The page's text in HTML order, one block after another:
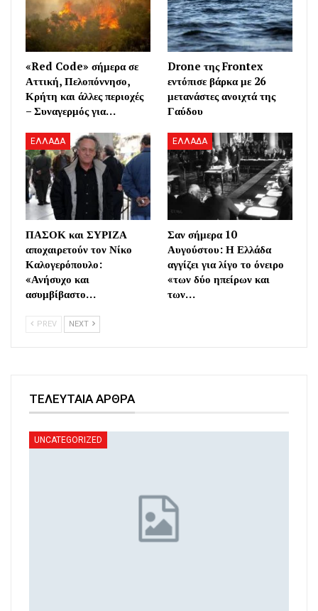
«Red Code» σήμερα σε
Αττική, Πελοπόννησο,
Κρήτη και άλλες περιοχές
– Συναγερμός για…
Drone της Frontex
εντόπισε βάρκα με 26
μετανάστες ανοιχτά της
Γαύδου
ΕΛΛΑΔΑ
ΠΑΣΟΚ και ΣΥΡΙΖΑ
αποχαιρετούν τον Νίκο
Καλογερόπουλο:
«Ανήσυχο και
ασυμβίβαστο…
ΕΛΛΑΔΑ
Σαν σήμερα 10
Αυγούστου: Η Ελλάδα
αγγίζει για λίγο το όνειρο
«των δύο ηπείρων και
των…
PREV NEXT
ΤΕΛΕΥΤΑΙΑ ΑΡΘΡΑ
UNCATEGORIZED